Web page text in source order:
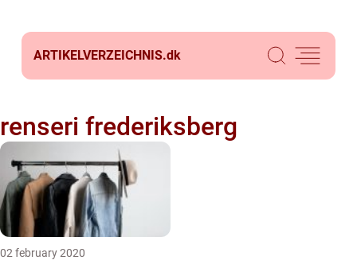
ARTIKELVERZEICHNIS.dk
renseri frederiksberg
02 february 2020